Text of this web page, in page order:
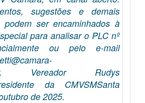
sugestões e demais
podem ser encaminhados à
para analisar o PLC nº
ou pelo e-mail
Vereador Rudys
da CMVSMSanta
de 2025.